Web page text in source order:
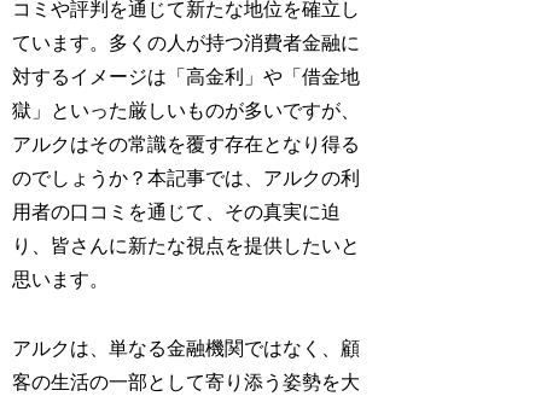
コミや評判を通じて新たな地位を確立し
ています。多くの人が持つ消費者金融に
対するイメージは「高金利」や「借金地
獄」といった厳しいものが多いですが、
アルクはその常識を覆す存在となり得る
のでしょうか？本記事では、アルクの利
用者の口コミを通じて、その真実に迫
り、皆さんに新たな視点を提供したいと
思います。
アルクは、単なる金融機関ではなく、顧
客の生活の一部として寄り添う姿勢を大